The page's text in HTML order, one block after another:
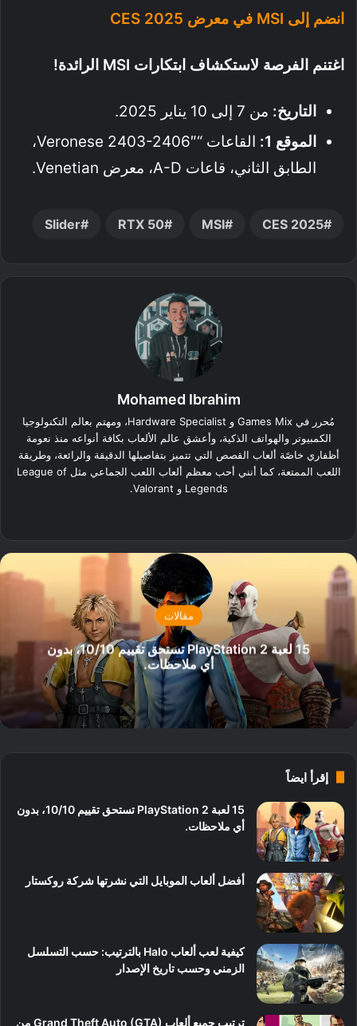
انضم إلى MSI في معرض CES 2025
اغتنم الفرصة لاستكشاف ابتكارات MSI الرائدة!
التاريخ: من 7 إلى 10 يناير 2025.
الموقع 1:
القاعات “Veronese 2403-2406″،
الطابق الثاني، قاعات A-D، معرض Venetian.
CES 2025
MSI
RTX 50
Slider
Mohamed Ibrahim
مُحرر في Games Mix و Hardware Specialist، ومهتم بعالم التكنولوجيا
الكمبيوتر والهواتف الذكية، وأعشق عالم الألعاب بكافة أنواعه منذ نعومة
أظفاري خاصًة ألعاب القصص التي تتميز بتفاصيلها الدقيقة والرائعة، وطريقة
اللعب الممتعة، كما أنني أحب معظم ألعاب اللعب الجماعي مثل League of
Legends و Valorant.
مقالات
15 لعبة PlayStation 2 تستحق تقييم 10/10، بدون
أي ملاحظات.
إقرأ ايضاً
15 لعبة PlayStation 2 تستحق تقييم 10/10، بدون
أي ملاحظات.
أفضل ألعاب الموبايل التي نشرتها شركة روكستار
كيفية لعب ألعاب Halo بالترتيب: حسب التسلسل
الزمني وحسب تاريخ الإصدار
ترتيب جميع ألعاب Grand Theft Auto (GTA) من